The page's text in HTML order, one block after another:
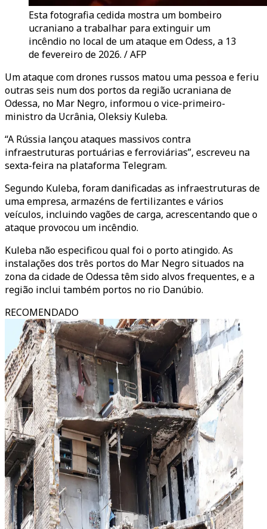
Esta fotografia cedida mostra um bombeiro
ucraniano a trabalhar para extinguir um
incêndio no local de um ataque em Odess, a 13
de fevereiro de 2026. / AFP
Um ataque com drones russos matou uma pessoa e feriu
outras seis num dos portos da região ucraniana de
Odessa, no Mar Negro, informou o vice-primeiro-
ministro da Ucrânia, Oleksiy Kuleba.
“A Rússia lançou ataques massivos contra
infraestruturas portuárias e ferroviárias”, escreveu na
sexta-feira na plataforma Telegram.
Segundo Kuleba, foram danificadas as infraestruturas de
uma empresa, armazéns de fertilizantes e vários
veículos, incluindo vagões de carga, acrescentando que o
ataque provocou um incêndio.
Kuleba não especificou qual foi o porto atingido. As
instalações dos três portos do Mar Negro situados na
zona da cidade de Odessa têm sido alvos frequentes, e a
região inclui também portos no rio Danúbio.
RECOMENDADO